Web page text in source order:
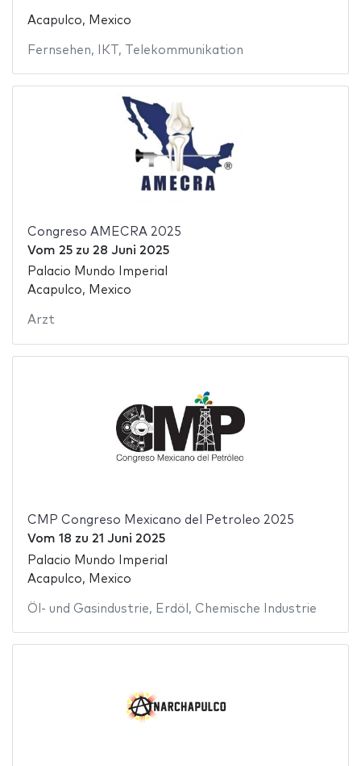
Acapulco, Mexico
Fernsehen, IKT , Telekommunikation
Congreso AMECRA 2025
Vom 25zu 28 Juni 2025
Palacio Mundo Imperial
Acapulco, Mexico
Arzt
CMP Congreso Mexicano del Petroleo 2025
Vom 18 zu 21 Juni 2025
Palacio Mundo Imperial
Acapulco, Mexico
Öl- und Gasindustrie, Erdöl , Chemische Industrie